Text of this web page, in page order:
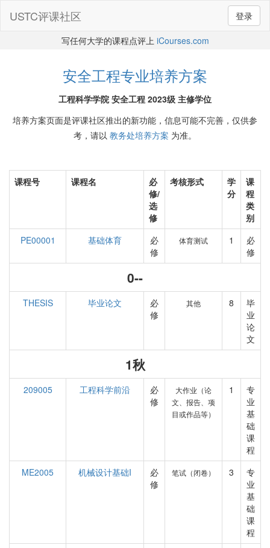
登录
USTC评课社区
写任何大学的课程点评上 iCourses.com
安全工程专业培养方案
工程科学学院 安全工程 2023级 主修学位
培养方案页面是评课社区推出的新功能，信息可能不完善，仅供参
考，请以 教务处培养方案 为准。
课程号 课程名
必
修/
选
修
考核形式
学
分
课
程
类
别
PE00001
基础体育
必
修
体育测试 1
必
修
0--
THESIS 毕业论文
必
修
其他 8
毕
业
论
文
1秋
209005 工程科学前沿
必
修
大作业（论
文、报告、项
目或作品等）
1
专
业
基
础
课
程
ME2005
机械设计基础I
必
修
笔试（闭卷） 3
专
业
基
础
课
程